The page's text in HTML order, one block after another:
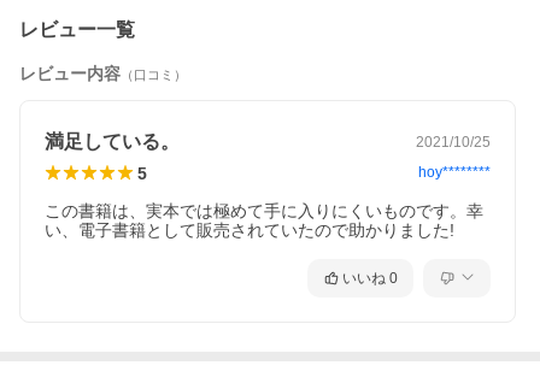
レビュー一覧
レビュー内容 （口コミ）
満足している。 2021/10/25
5 hoy********
この書籍は、実本では極めて手に入りにくいものです。幸
い、電子書籍として販売されていたので助かりました!
いいね 0